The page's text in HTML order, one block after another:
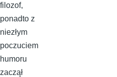
filozof,
ponadto z
niezłym
poczuciem
humoru
zaczął